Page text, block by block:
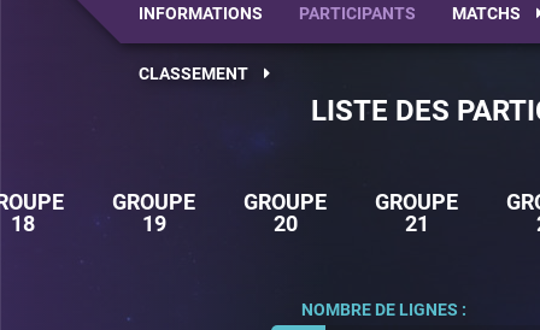
INFORMATIONS PARTICIPANTS MATCHS
CLASSEMENT
LISTE DES
18
GROUPE
19
GROUPE
20
GROUPE
21
NOMBRE DE LIGNES :